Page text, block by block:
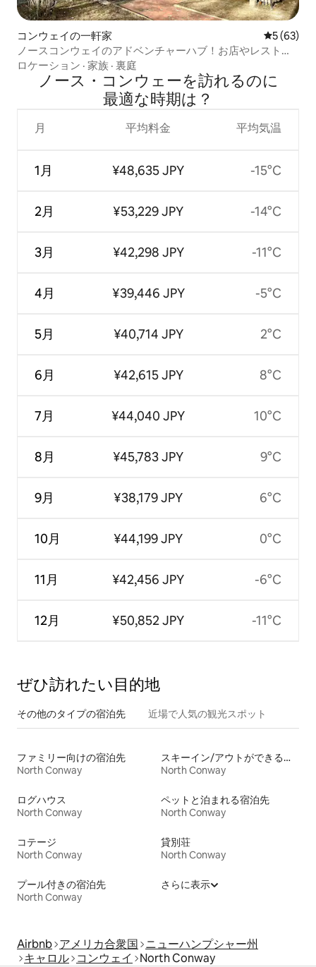
コンウェイの一軒家 レビュー
5 (63)
ノースコンウェイのアドベンチャーハブ！お店やレストラ
ンまで徒歩圏内
ロケーション · 家族 · 裏庭
ノース・コンウェーを訪⁠れ⁠るの⁠に
最⁠適⁠な時⁠期⁠は⁠？
月
1月
2月
3月
4月
5月
6月
7月
8月
9月
10月
11月
12月
平均料金
¥48,635 JPY
¥53,229 JPY
¥42,298 JPY
¥39,446 JPY
¥40,714 JPY
¥42,615 JPY
¥44,040 JPY
¥45,783 JPY
¥38,179 JPY
¥44,199 JPY
¥42,456 JPY
¥50,852 JPY
平均気温
-15°C
-14°C
-11°C
-5°C
2°C
8°C
10°C
9°C
6°C
0°C
-6°C
-11°C
ぜひ訪⁠れ⁠た⁠い目⁠的⁠地
その他のタ⁠イ⁠プ⁠の宿⁠泊⁠先 近場で人気の観光スポット
ファミリー向けの宿泊先
North Conway
スキーイン/アウトができる宿泊先
North Conway
ログハウス
North Conway
ペットと泊まれる宿泊先
North Conway
コテージ
North Conway
貸別荘
North Conway
プール付きの宿泊先
North Conway
さらに表示
Airbnb アメリカ合衆国 ニューハンプシャー州
キャロル コンウェイ North Conway